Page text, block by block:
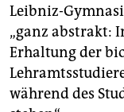
Leibniz-
„ganz abstrakt:
Erhaltung der
während des